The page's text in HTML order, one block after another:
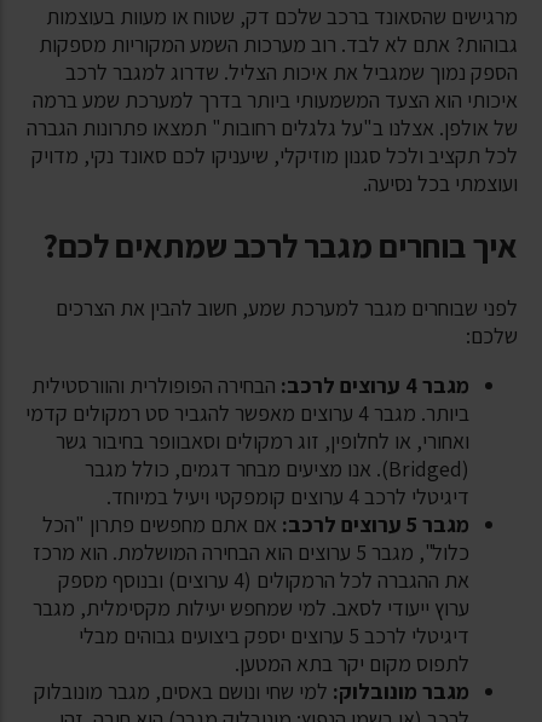
מרגישים שהסאונד ברכב שלכם דק, שטוח או מעוות בעוצמות
גבוהות? אתם לא לבד. רוב מערכות השמע המקוריות מספקות
הספק נמוך שמגביל את איכות הצליל. שדרוג למגבר לרכב
איכותי הוא הצעד המשמעותי ביותר בדרך למערכת שמע ברמה
של אולפן. אצלנו ב"על גלגלים רחובות" תמצאו פתרונות הגברה
לכל תקציב ולכל סגנון מוזיקלי, שיעניקו לכם סאונד נקי, מדויק
ועוצמתי בכל נסיעה.
איך בוחרים מגבר לרכב שמתאים לכם?
לפני שבוחרים מגבר למערכת שמע, חשוב להבין את הצרכים
שלכם:
מגבר 4 ערוצים לרכב:
הבחירה הפופולרית והוורסטילית
ביותר. מגבר 4 ערוצים מאפשר להגביר סט רמקולים קדמי
ואחורי, או לחלופין, זוג רמקולים וסאבוופר בחיבור גשר
(
Bridged). אנו מציעים מבחר דגמים, כולל מגבר
דיגיטלי לרכב 4 ערוצים קומפקטי ויעיל במיוחד.
מגבר 5 ערוצים לרכב:
אם אתם מחפשים פתרון "הכל
כלול", מגבר 5 ערוצים הוא הבחירה המושלמת. הוא מרכז
את ההגברה לכל הרמקולים (4 ערוצים) ובנוסף מספק
ערוץ ייעודי לסאב. למי שמחפש יעילות מקסימלית, מגבר
דיגיטלי לרכב 5 ערוצים יספק ביצועים גבוהים מבלי
לתפוס מקום יקר בתא המטען.
מגבר מונובלוק: למי שחי ונושם באסים, מגבר מונובלוק